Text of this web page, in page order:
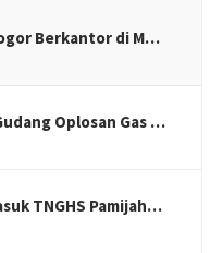
Berkantor di M…
Oplosan Gas …
TNGHS Pamijah…